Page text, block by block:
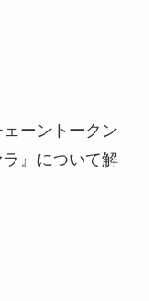
ーントークン
』について解